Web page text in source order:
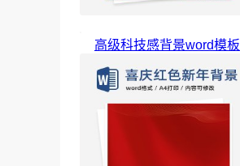
高级科技感背景word模板